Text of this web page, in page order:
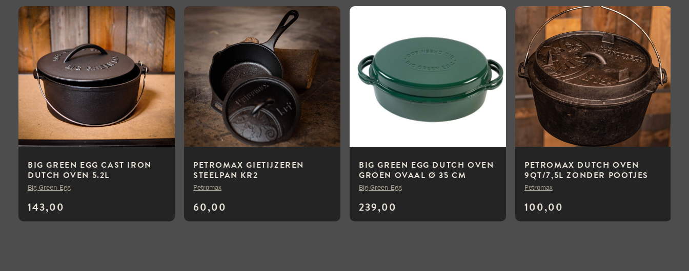
BIG GREEN EGG CAST IRON
DUTCH OVEN 5.2L
143,00
Big Green Egg
PETROMAX GIETIJZEREN
STEELPAN KR2
60,00
Petromax
BIG GREEN EGG DUTCH OVEN
GROEN OVAAL Ø 35 CM
239,00
Big Green Egg
PETROMAX DUTCH OVEN
9QT/7,5L ZONDER POOTJES
100,00
Petromax